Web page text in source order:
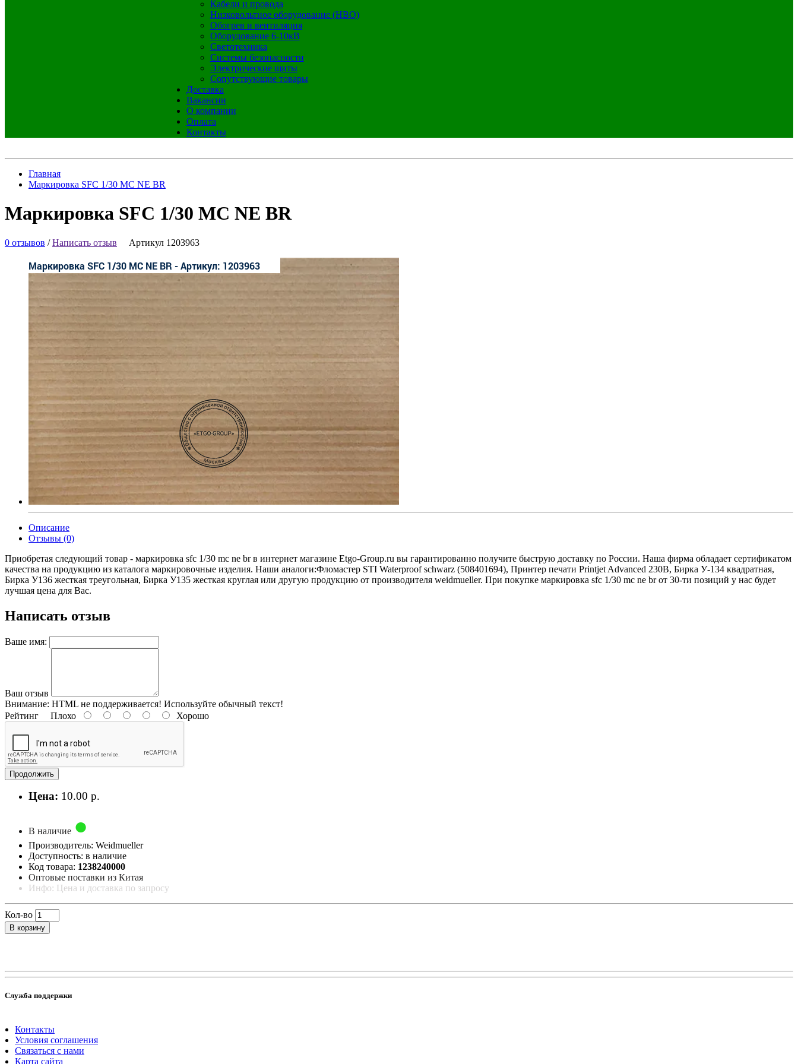
Кабели и провода
Низковольтное оборудование (НВО)
Обогрев и вентиляция
Оборудование 6-10кВ
Светотехника
Системы безопасности
Электрические щиты
Сопутствующие товары
Доставка
Вакансии
О компании
Оплата
Контакты
Главная
Маркировка SFC 1/30 MC NE BR
Маркировка SFC 1/30 MC NE BR
0 отзывов /Написать отзыв Артикул 1203963
Описание
Отзывы (0)
Приобретая следующий товар - маркировка sfc 1/30 mc ne br в интернет магазине Etgo-Group.ru вы гарантированно получите быструю доставку по России. Наша фирма обладает сертификатом
качества на продукцию из каталога маркировочные изделия. Наши аналоги:Фломастер STI Waterproof schwarz (508401694), Принтер печати Printjet Advanced 230В, Бирка У-134 квадратная,
Бирка У136 жесткая треугольная, Бирка У135 жесткая круглая или другую продукцию от производителя weidmueller. При покупке маркировка sfc 1/30 mc ne br от 30-ти позиций у нас будет
лучшая цена для Вас.
Написать отзыв
Ваше имя:
Ваш отзыв
Внимание: HTML не поддерживается! Используйте обычный текст!
Рейтинг Плохо Хорошо
Продолжить
Цена: 10.00 р.
В наличие
Производитель: Weidmueller
Доступность: в наличие
Код товара: 1238240000
Оптовые поставки из Китая
Инфо: Цена и доставка по запросу
Кол-во
В корзину
Служба поддержки
Контакты
Условия соглашения
Связаться с нами
Карта сайта